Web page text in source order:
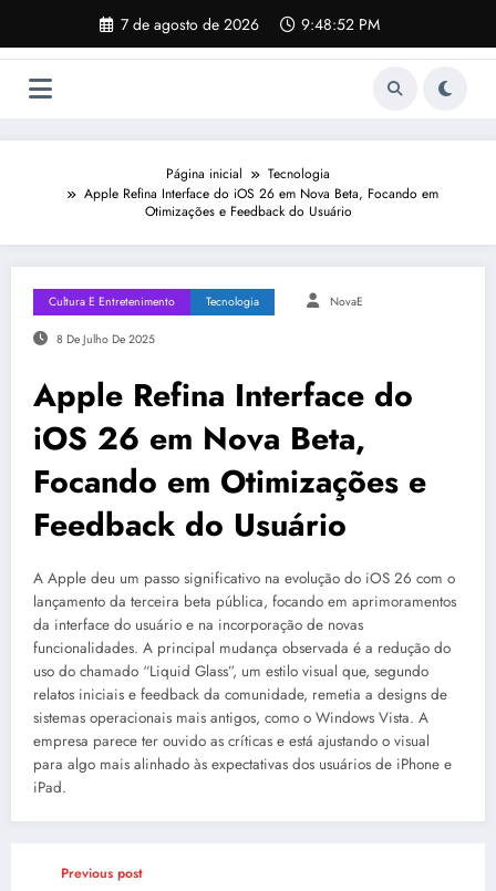
o
7 de agosto de 2026 9:48:53 PM
Página inicial
Tecnologia
Apple Refina Interface do iOS 26 em Nova Beta, Focando em
Otimizações e Feedback do Usuário
Cultura E Entretenimento Tecnologia NovaE
8 De Julho De 2025
Apple Refina Interface do
iOS 26 em Nova Beta,
Focando em Otimizações e
Feedback do Usuário
A Apple deu um passo significativo na evolução do iOS 26 com o
lançamento da terceira beta pública, focando em aprimoramentos
da interface do usuário e na incorporação de novas
funcionalidades. A principal mudança observada é a redução do
uso do chamado “Liquid Glass”, um estilo visual que, segundo
relatos iniciais e feedback da comunidade, remetia a designs de
sistemas operacionais mais antigos, como o Windows Vista. A
empresa parece ter ouvido as críticas e está ajustando o visual
para algo mais alinhado às expectativas dos usuários de iPhone e
iPad.
Previous post